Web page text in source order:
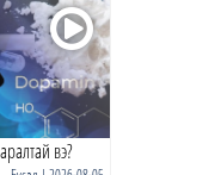
туршлага
дадлагад 14
21 цагийн өмнө
замуудыг
вэ?